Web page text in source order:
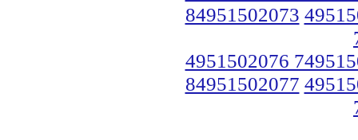
84951502073
4951502076
84951502077